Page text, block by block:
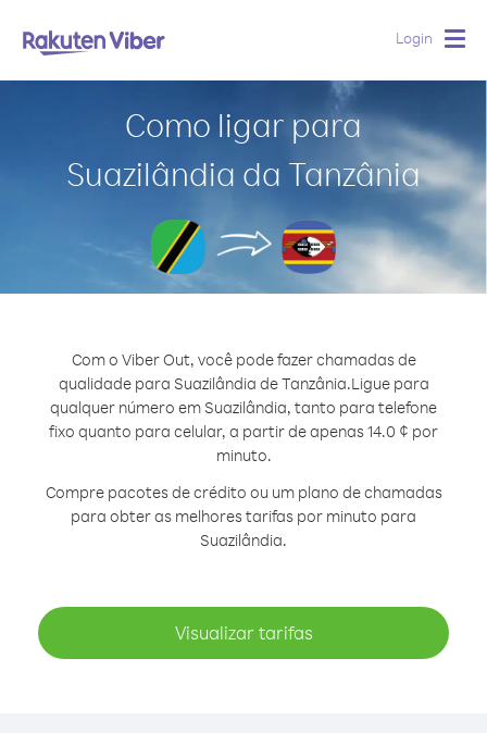
Login
Como ligar para
Suazilândia da Tanzânia
Com o Viber Out, você pode fazer chamadas de
qualidade para Suazilândia de Tanzânia.Ligue para
qualquer número em Suazilândia, tanto para telefone
fixo quanto para celular, a partir de apenas 14.0 ¢ por
minuto.
Compre pacotes de crédito ou um plano de chamadas
para obter as melhores tarifas por minuto para
Suazilândia.
Visualizar tarifas